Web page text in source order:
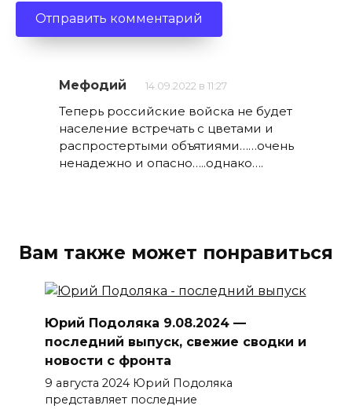
Мефодий 14.09.2022 в 11:27
Теперь российские войска не будет
население встречать с цветами и
распростертыми объятиями……очень
ненадежно и опасно…..однако….
Вам также может понравиться
Юрий Подоляка 9.08.2024 —
последний выпуск, свежие сводки и
новости с фронта
9 августа 2024 Юрий Подоляка
представляет последние